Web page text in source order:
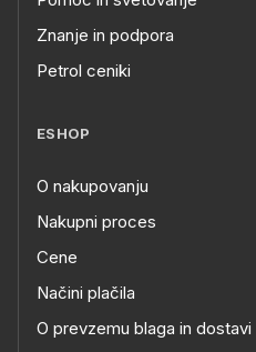
Znanje in podpora
Petrol ceniki
ESHOP
O nakupovanju
Nakupni proces
Cene
Načini plačila
O prevzemu blaga in dostavi